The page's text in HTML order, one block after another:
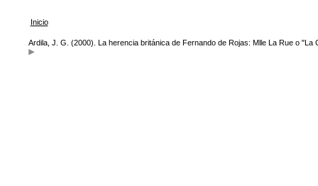
Inicio
Ardila, J. G. (2000). La herencia británica de Fernando de Rojas: Mlle La Rue o "La